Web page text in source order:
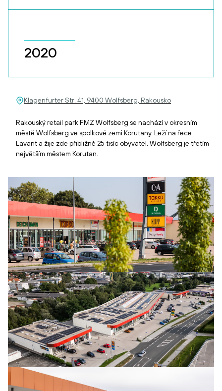
2020
Klagenfurter Str. 41, 9400 Wolfsberg, Rakousko
Rakouský retail park FMZ Wolfsberg se nachází v okresním
městě Wolfsberg ve spolkové zemi Korutany. Leží na řece
Lavant a žije zde přibližně 25 tisíc obyvatel. Wolfsberg je třetím
největším městem Korutan.